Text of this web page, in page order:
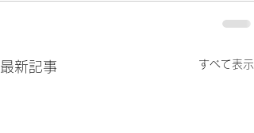
最新記事 すべて表示